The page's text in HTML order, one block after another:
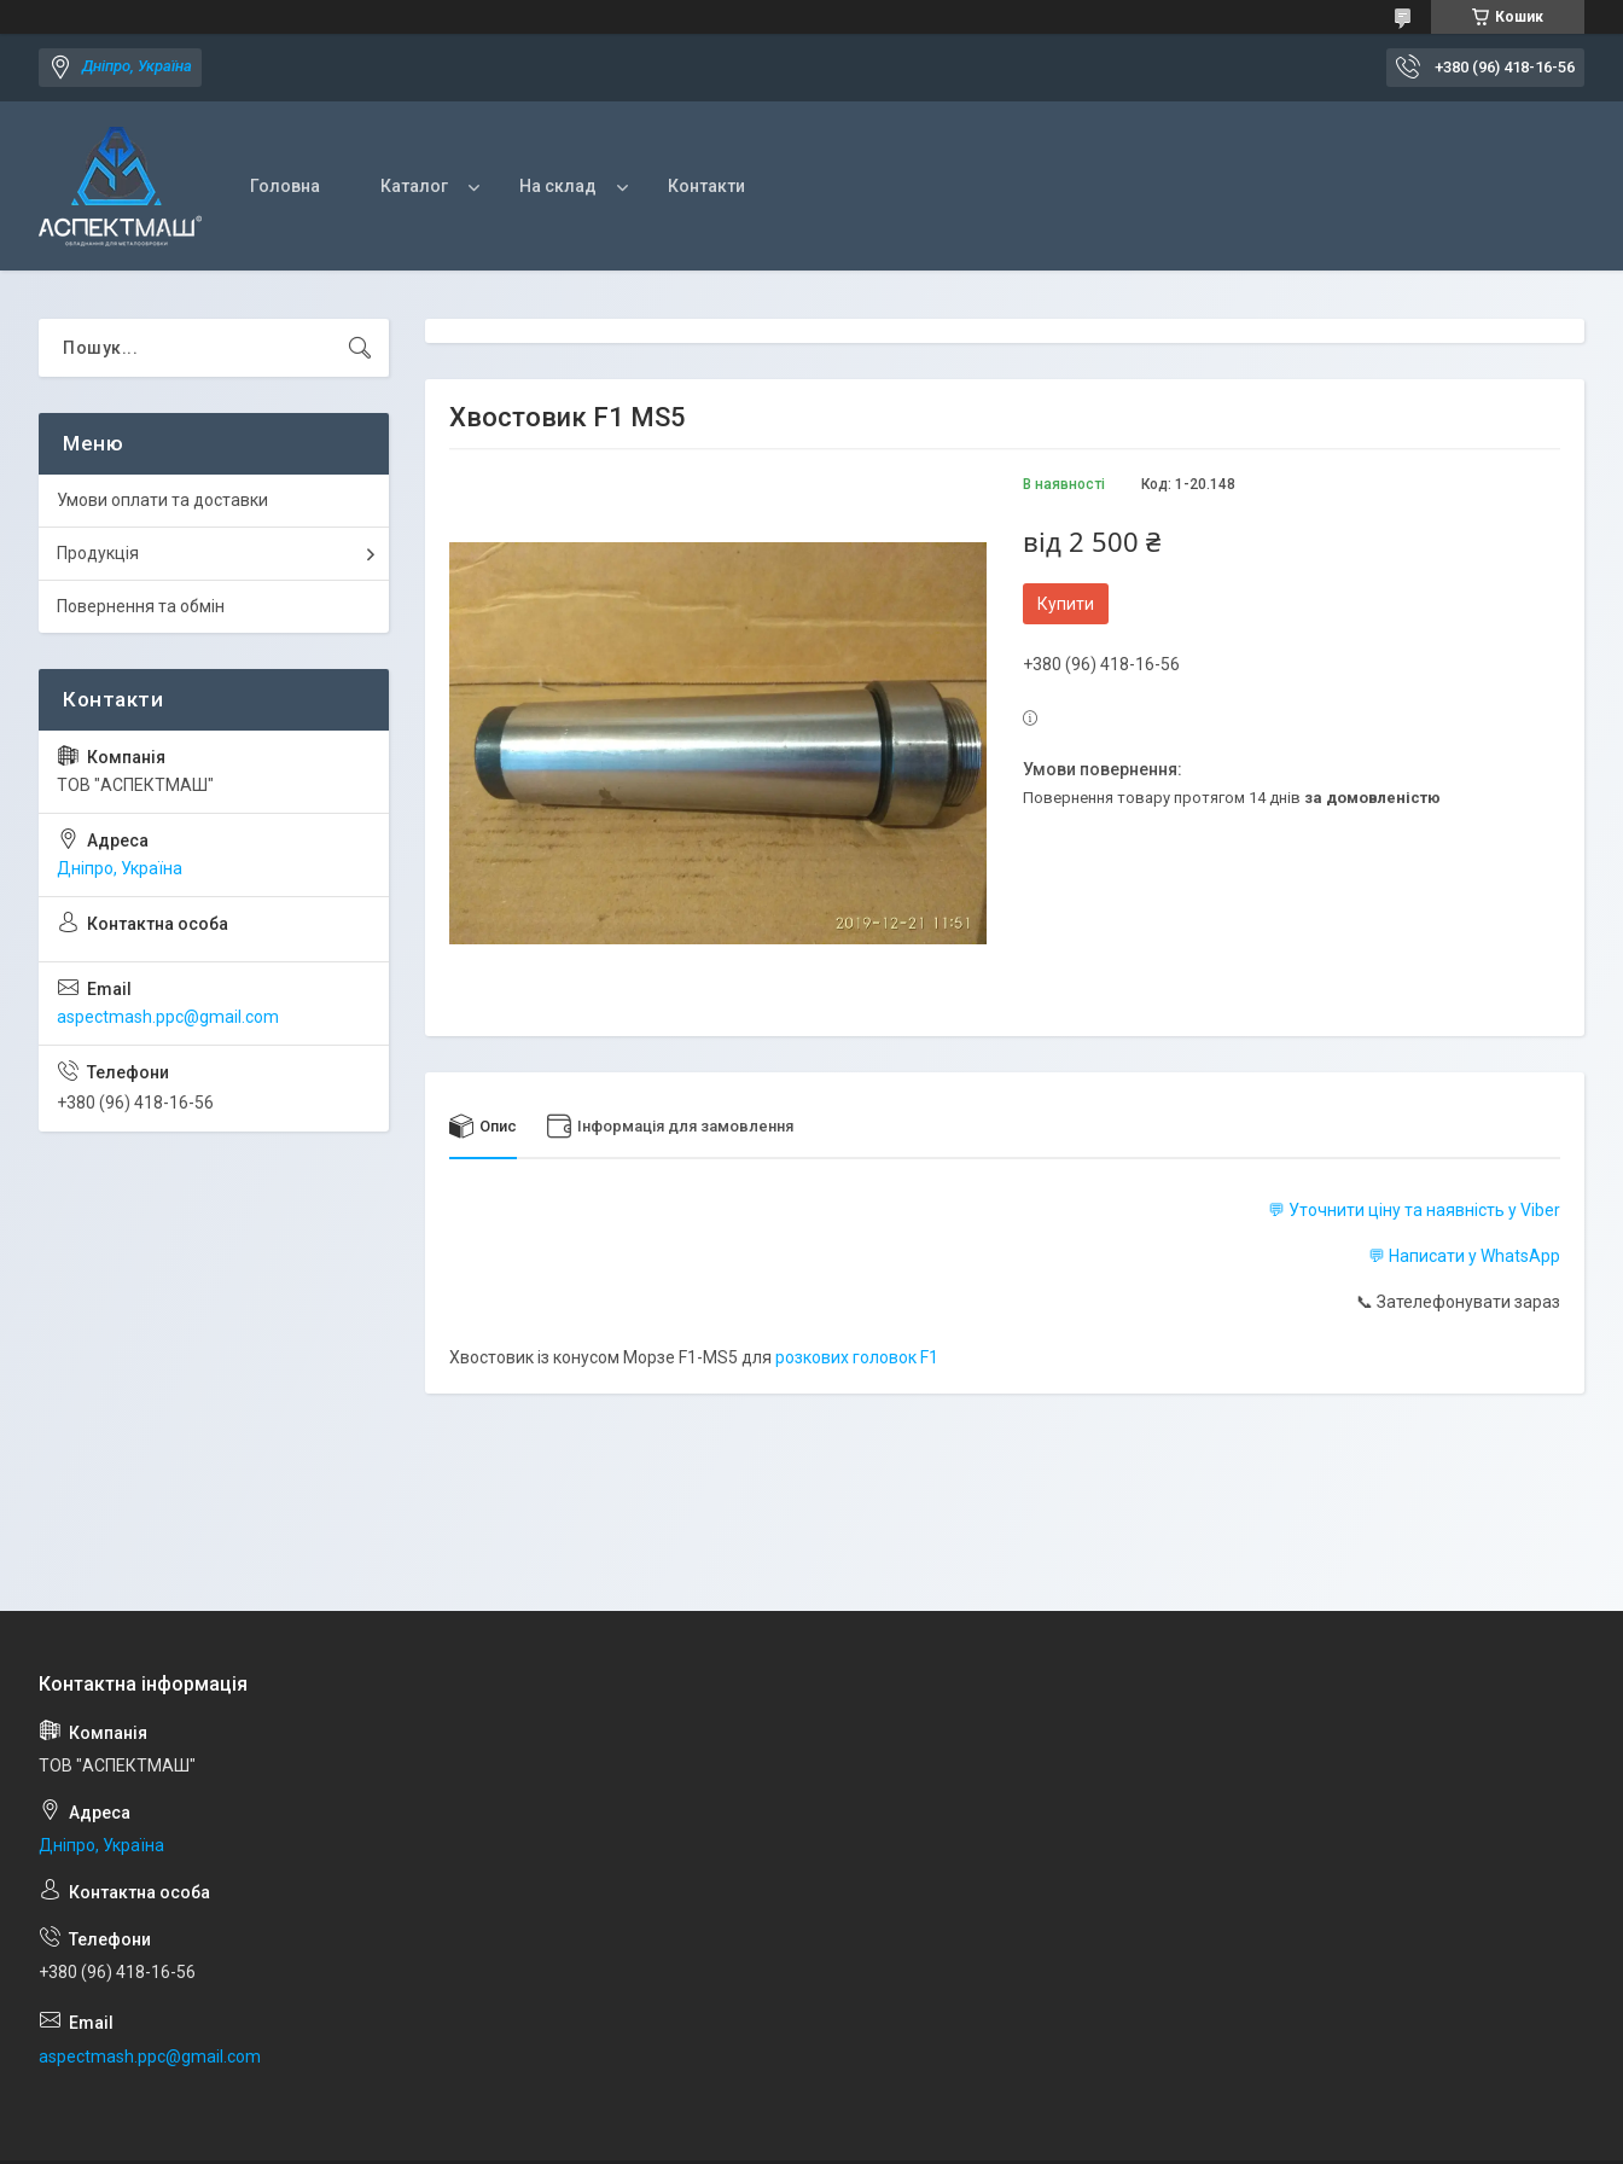
Кошик
Дніпро, Україна +380 (96) 418-16-56
Головна Каталог На склад Контакти
Хвостовик F1 MS5
В наявності Код: 1-20.148
від 2 500 ₴
Купити
+380 (96) 418-16-56
повернення товару протягом 14 днів за домовленістю
Опис Інформація для замовлення
💬 Уточнити ціну та наявність у Viber
💬 Написати у WhatsApp
📞 Зателефонувати зараз
Хвостовик із конусом Морзе F1-MS5 для розкових головок F1
Умови оплати та доставки
Продукція
Повернення та обмін
ТОВ "АСПЕКТМАШ"
Дніпро, Україна
aspectmash.ppc@gmail.com
+380 (96) 418-16-56
ТОВ "АСПЕКТМАШ"
Дніпро, Україна
+380 (96) 418-16-56
aspectmash.ppc@gmail.com